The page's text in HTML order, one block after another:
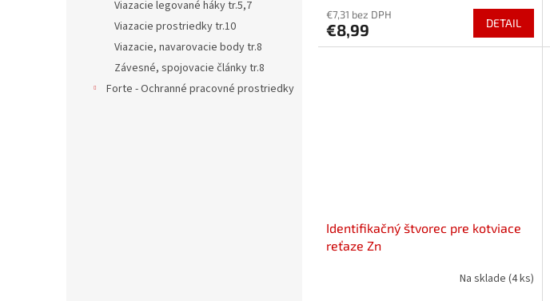
Viazacie legované háky tr.5,7
Viazacie prostriedky tr.10
Viazacie, navarovacie body tr.8
Závesné, spojovacie články tr.8
Forte - Ochranné pracovné prostriedky
€7,31 bez DPH
€8,99 DETAIL
Identifikačný štvorec pre kotviace
reťaze Zn
Na sklade (4 ks)